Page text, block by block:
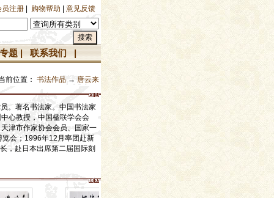
员注册 购物帮助 意见反馈
题 联系我们
前位置： 书法作品 → 唐云来
。著名书法家。中国书法家
心教授，中国楹联学会会
津市作家协会会员、国家一
会；1996年12月率团赴新
，赴日本出席第二届国际刻